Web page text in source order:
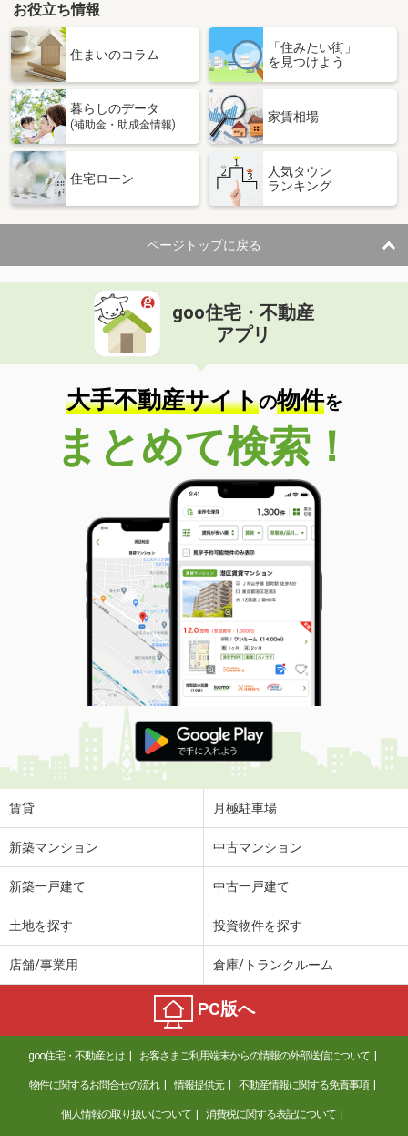
お役立ち情報
住まいのコラム
「住みたい街」
を見つけよう
暮らしのデータ
(補助金・助成金情報)
家賃相場
住宅ローン
人気タウン
ランキング
ページトップに戻る
goo住宅・不動産
アプリ
大手不動産サイトの物件を
まとめて検索！
賃貸 月極駐車場
新築マンション 中古マンション
新築一戸建て 中古一戸建て
土地を探す 投資物件を探す
店舗/事業用 倉庫/トランクルーム
PC版へ
goo住宅・不動産とは お客さまご利用端末からの情報の外部送信について
物件に関するお問合せの流れ 情報提供元 不動産情報に関する免責事項
個人情報の取り扱いについて 消費税に関する表記について